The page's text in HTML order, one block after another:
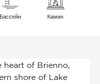
Бассейн Камин